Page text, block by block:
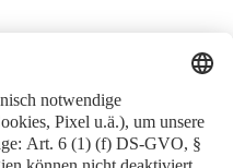
mit dem Messe-